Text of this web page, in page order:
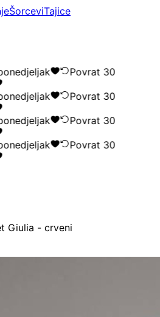
ŠorceviTajice
Povrat 30
Povrat 30
Povrat 30
Povrat 30
Giulia - crveni